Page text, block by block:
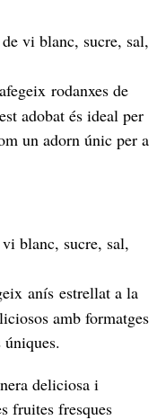
vi blanc, sucre, sal,
rodanxes de
adobat és ideal per
un adorn únic per a
blanc, sucre, sal,
anís estrellat a la
amb formatges
deliciosa i
fruites fresques